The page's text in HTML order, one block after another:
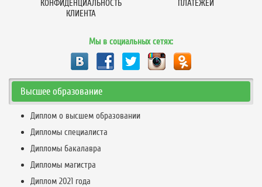
КОНФИДЕНЦИАЛЬНОСТЬ
КЛИЕНТА
ПЛАТЕЖЕЙ
Мы в социальных сетях:
Высшее образование
Диплом о высшем образовании
Дипломы специалиста
Дипломы бакалавра
Дипломы магистра
Диплом 2021 года